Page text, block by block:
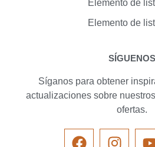
Elemento de
Elemento de
SÍGUENOS
Síganos para obtener
actualizaciones sobre
ofertas.